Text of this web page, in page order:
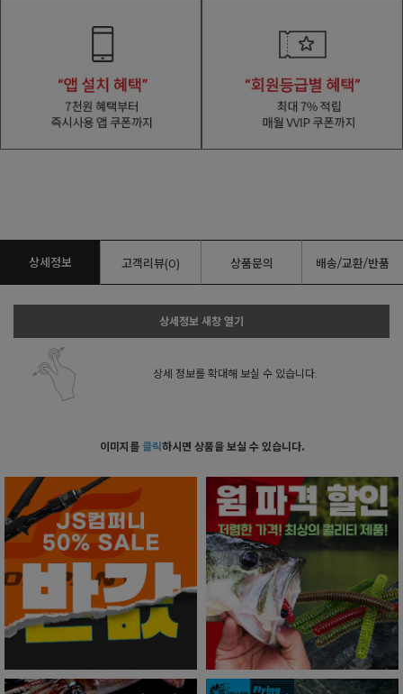
상세정보 고객리뷰(0) 상품문의 배송/교환/반품
상세정보 새창 열기
상세 정보를 확대해 보실 수 있습니다.
이미지를 클릭하시면 상품을 보실 수 있습니다.